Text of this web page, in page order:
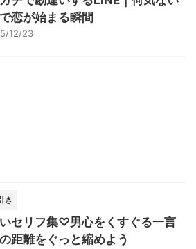
恋が始まる瞬間
12/23
き
セリフ集♡男心をくすぐる一言
距離をぐっと縮めよう